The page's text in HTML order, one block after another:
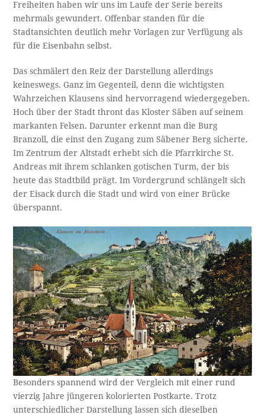
Freiheiten haben wir uns im Laufe der Serie bereits
mehrmals gewundert. Offenbar standen für die
Stadtansichten deutlich mehr Vorlagen zur Verfügung als
für die Eisenbahn selbst.
Das schmälert den Reiz der Darstellung allerdings
keineswegs. Ganz im Gegenteil, denn die wichtigsten
Wahrzeichen Klausens sind hervorragend wiedergegeben.
Hoch über der Stadt thront das Kloster Säben auf seinem
markanten Felsen. Darunter erkennt man die Burg
Branzoll, die einst den Zugang zum Säbener Berg sicherte.
Im Zentrum der Altstadt erhebt sich die Pfarrkirche St.
Andreas mit ihrem schlanken gotischen Turm, der bis
heute das Stadtbild prägt. Im Vordergrund schlängelt sich
der Eisack durch die Stadt und wird von einer Brücke
überspannt.
Besonders spannend wird der Vergleich mit einer rund
vierzig Jahre jüngeren kolorierten Postkarte. Trotz
unterschiedlicher Darstellung lassen sich dieselben